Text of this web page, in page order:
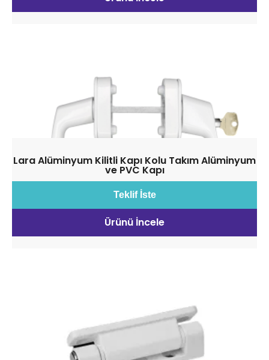
Lara Alüminyum Kilitli Kapı Kolu Takım Alüminyum
ve PVC Kapı
Teklif İste
Ürünü İncele